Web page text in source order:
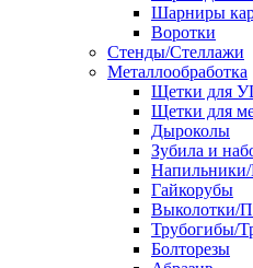
Шарниры
Воротки
Стенды/Стеллажи
Металлообработка
Щетки для
Щетки для
Дыроколы
Зубила и
Гайкорубы
Выколотки/
Трубогибы/
Болторезы